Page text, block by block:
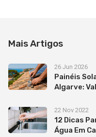
Mais Artigos
26 Jun 2026
Painéis
Algarve:
22 Nov 2022
12 Dicas
Água Em